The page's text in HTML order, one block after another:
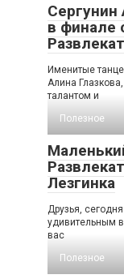
Сергунин
в финале
Именитые
Алина
талантом и
Полезное
Лезгинка
Друзья,
удивительным
вас
Полезное